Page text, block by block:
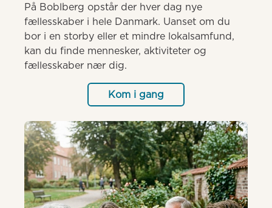
På Boblberg opstår der hver dag nye
fællesskaber i hele Danmark. Uanset om du
bor i en storby eller et mindre lokalsamfund,
kan du finde mennesker, aktiviteter og
fællesskaber nær dig.
Kom i gang